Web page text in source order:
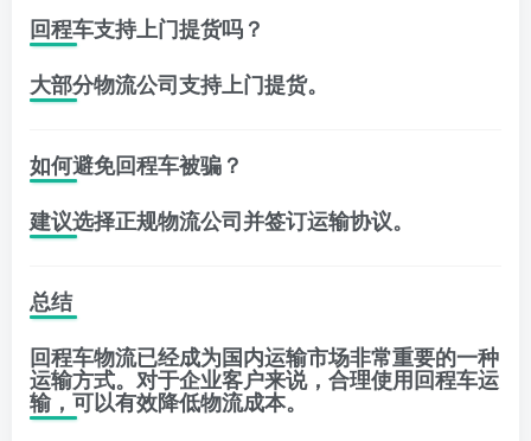
回程车支持上门提货吗？
大部分物流公司支持上门提货。
如何避免回程车被骗？
建议选择正规物流公司并签订运输协议。
总结
回程车物流已经成为国内运输市场非常重要的一种
运输方式。对于企业客户来说，合理使用回程车运
输，可以有效降低物流成本。